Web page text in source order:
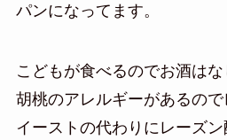
パンになってます。
こどもが食べるのでお酒はな
胡桃のアレルギーがあるので
イーストの代わりにレーズ